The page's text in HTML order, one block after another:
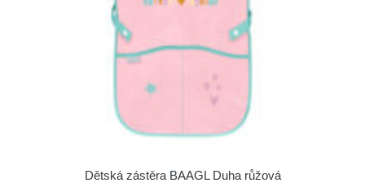
Dětská zástěra BAAGL Duha růžová